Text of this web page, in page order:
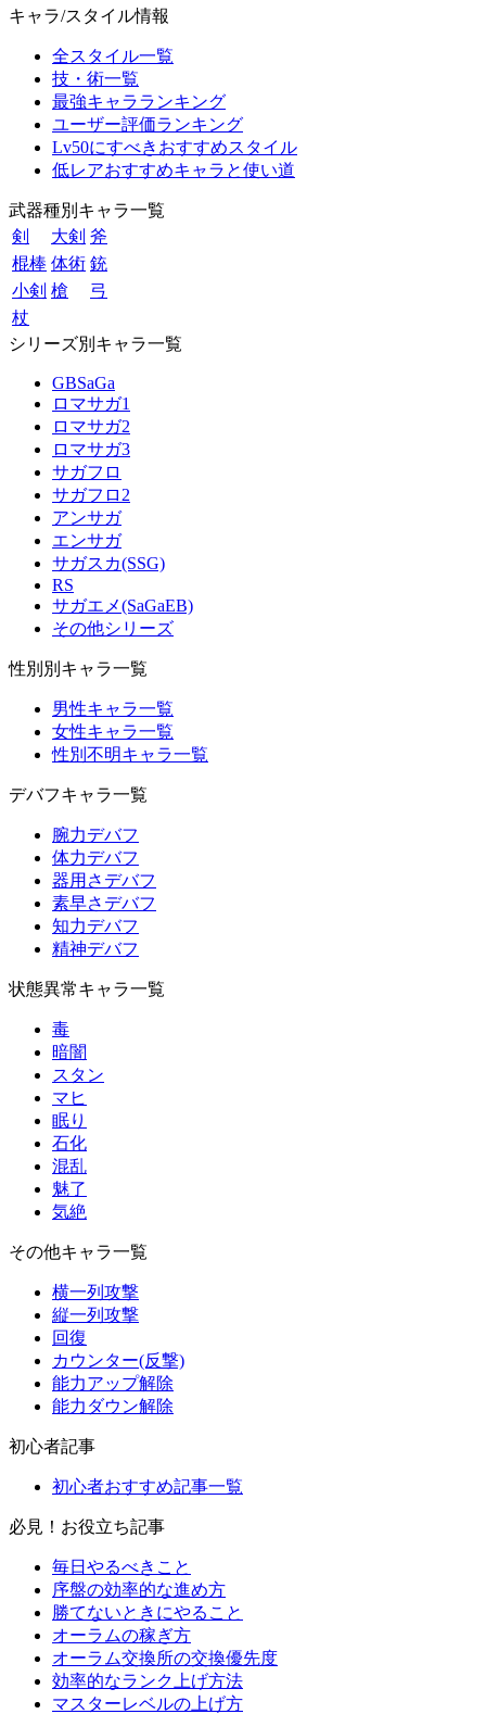
キャラ/スタイル情報
全スタイル一覧
技・術一覧
最強キャラランキング
ユーザー評価ランキング
Lv50にすべきおすすめスタイル
低レアおすすめキャラと使い道
武器種別キャラ一覧
剣
大剣 斧
棍棒 体術 銃
小剣 槍
弓
杖
シリーズ別キャラ一覧
GBSaGa
ロマサガ1
ロマサガ2
ロマサガ3
サガフロ
サガフロ2
アンサガ
エンサガ
サガスカ(SSG)
RS
サガエメ(SaGaEB)
その他シリーズ
性別別キャラ一覧
男性キャラ一覧
女性キャラ一覧
性別不明キャラ一覧
デバフキャラ一覧
腕力デバフ
体力デバフ
器用さデバフ
素早さデバフ
知力デバフ
精神デバフ
状態異常キャラ一覧
毒
暗闇
スタン
マヒ
眠り
石化
混乱
魅了
気絶
その他キャラ一覧
横一列攻撃
縦一列攻撃
回復
カウンター(反撃)
能力アップ解除
能力ダウン解除
初心者記事
初心者おすすめ記事一覧
必見！お役立ち記事
毎日やるべきこと
序盤の効率的な進め方
勝てないときにやること
オーラムの稼ぎ方
オーラム交換所の交換優先度
効率的なランク上げ方法
マスターレベルの上げ方